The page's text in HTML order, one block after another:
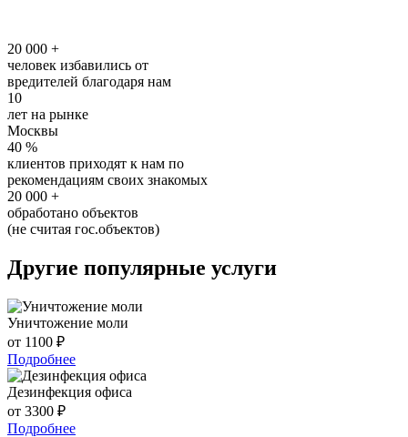
20 000 +
человек избавились от
вредителей благодаря нам
10
лет на рынке
Москвы
40 %
клиентов приходят к нам по
рекомендациям своих знакомых
20 000 +
обработано объектов
(не считая гос.объектов)
Другие популярные услуги
Уничтожение моли
от 1100 ₽
Подробнее
Дезинфекция офиса
от 3300 ₽
Подробнее